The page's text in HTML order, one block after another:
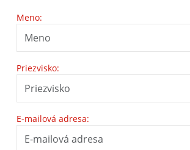
Meno:
Priezvisko:
E-mailová adresa: